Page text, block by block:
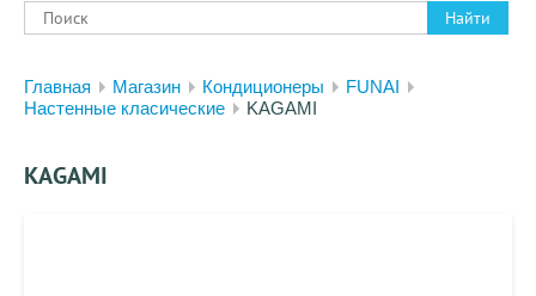
Главная Магазин Кондиционеры
FUNAI
Настенные класические
KAGAMI
Найти
KAGAMI